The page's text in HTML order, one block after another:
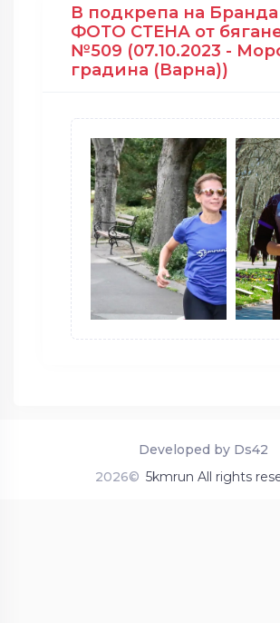
В подкрепа на Бранда
ФОТО СТЕНА от
№509 (07.10.2023 -
градина (Варна))
2026© 5kmrun All rights
Developed by Ds42